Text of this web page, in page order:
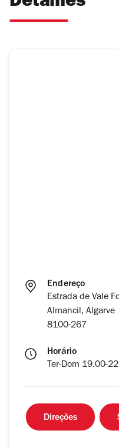
Endereço
Estrada de Vale
Almancil, Algarve
8100-267
Horário
Ter-Dom 19.00-
Direções